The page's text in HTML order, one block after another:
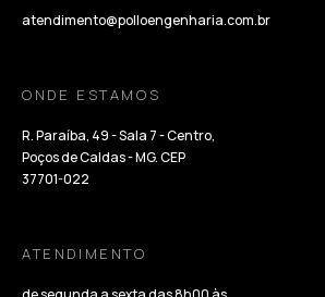
atendimento@polloengenharia.com.br
ONDE ESTAMOS
R. Paraíba, 49 - Sala 7 - Centro,
Poços de Caldas - MG. CEP
37701-022
ATENDIMENTO